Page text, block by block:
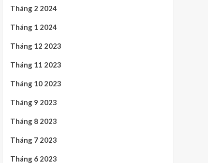
Tháng 2 2024
Tháng 1 2024
Tháng 12 2023
Tháng 11 2023
Tháng 10 2023
Tháng 9 2023
Tháng 8 2023
Tháng 7 2023
Tháng 6 2023